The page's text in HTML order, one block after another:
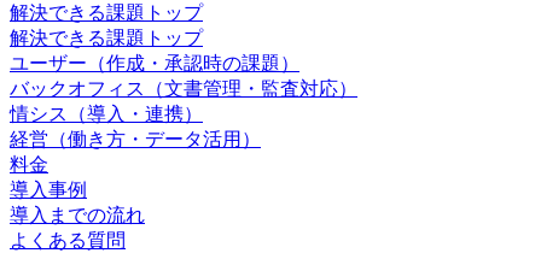
解決できる課題トップ
解決できる課題トップ
ユーザー （作成・承認時の課題）
バックオフィス
（文書管理・監査対応）
情シス
（導入・連携）
経営 （働き方・データ活用）
料金
導入事例
導入までの流れ
よくある質問